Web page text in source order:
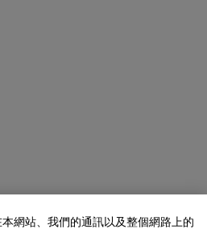
網站、我們的通訊以及整個網路上的